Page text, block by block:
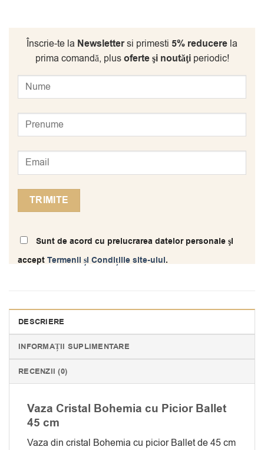
Înscrie-te la Newslettersi primesti 5% reducere la
prima comandă, plusoferte şi noutăţiperiodic!
Sunt de acord cu prelucrarea datelor personale şi
acceptTermenii și Condițiile site-ului.
DESCRIERE
INFORMAȚII SUPLIMENTARE
RECENZII (0)
Vaza Cristal Bohemia cu Picior Ballet
45 cm
Vaza din cristal Bohemia cu picior Ballet de 45 cm